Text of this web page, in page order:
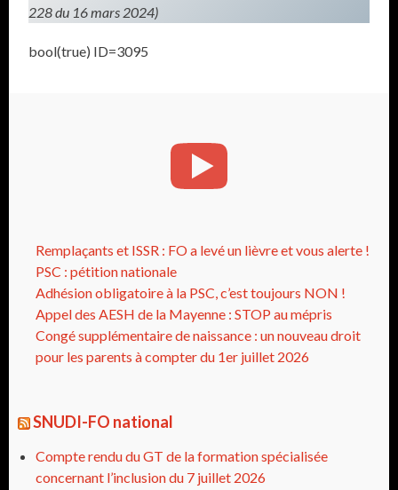
228 du 16 mars 2024)
bool(true) ID=3095
Remplaçants et ISSR : FO a levé un lièvre et vous alerte !
PSC : pétition nationale
Adhésion obligatoire à la PSC, c’est toujours NON !
Appel des AESH de la Mayenne : STOP au mépris
Congé supplémentaire de naissance : un nouveau droit
pour les parents à compter du 1er juillet 2026
SNUDI-FO national
Compte rendu du GT de la formation spécialisée
concernant l’inclusion du 7 juillet 2026